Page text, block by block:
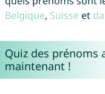
Belgique, Suisse et
Quiz des prénoms
maintenant !